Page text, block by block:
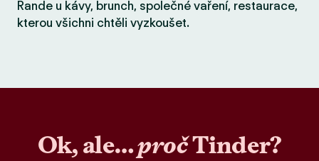
Rande u kávy, brunch, společné vaření, restaurace,
kterou všichni chtěli vyzkoušet.
Ok, ale…pročTinder?